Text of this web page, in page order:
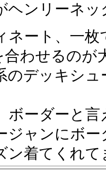
ヘンリーネッ
ネート、一
合わせるの
のデッキシ
ボーダーと
ジャンにボ
ン着てくれて